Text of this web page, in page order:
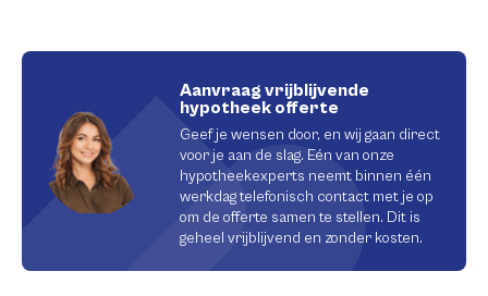
Aanvraag vrijblijvende
hypotheek offerte
Geef je wensen door, en wij gaan direct
voor je aan de slag. Eén van onze
hypotheekexperts neemt binnen één
werkdag telefonisch contact met je op
om de offerte samen te stellen. Dit is
geheel vrijblijvend en zonder kosten.